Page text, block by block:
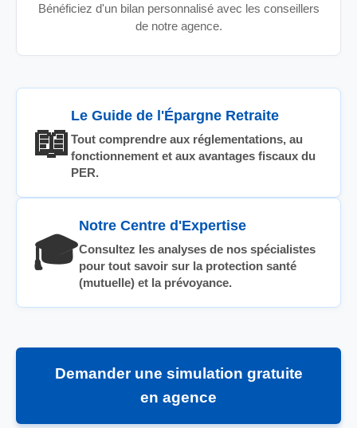
Bénéficiez d'un bilan personnalisé avec les conseillers
de notre agence.
📖
Le Guide de l'Épargne Retraite
Tout comprendre aux réglementations, au
fonctionnement et aux avantages fiscaux du
PER.
🎓
Notre Centre d'Expertise
Consultez les analyses de nos spécialistes
pour tout savoir sur la protection santé
(mutuelle) et la prévoyance.
Demander une simulation gratuite
en agence